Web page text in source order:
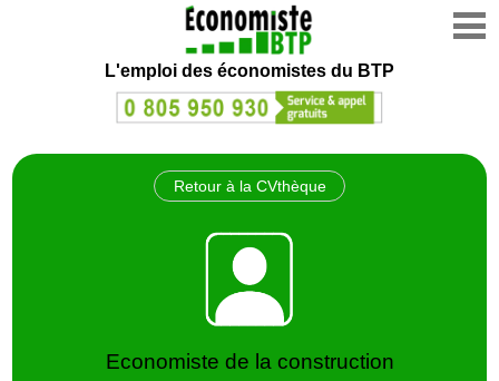
L'emploi des économistes du BTP
Retour à la CVthèque
Economiste de la construction